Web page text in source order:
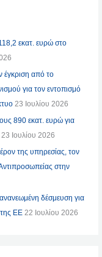
εκατ. ευρώ στο
έγκριση από το
για τον εντοπισμό
23 Ιουλίου 2026
890 εκατ. ευρώ για
23 Ιουλίου 2026
της υπηρεσίας, τον
στην
δέσμευση για
ΕΕ 22 Ιουλίου 2026